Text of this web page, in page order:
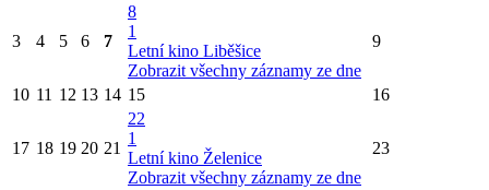
3 4 5 6 7
8
1
Letní kino Liběšice
Zobrazit všechny záznamy ze dne
9
10 11 12 13 14 15 16
17 18 19 20 21
22
1
Letní kino Želenice
Zobrazit všechny záznamy ze dne
23